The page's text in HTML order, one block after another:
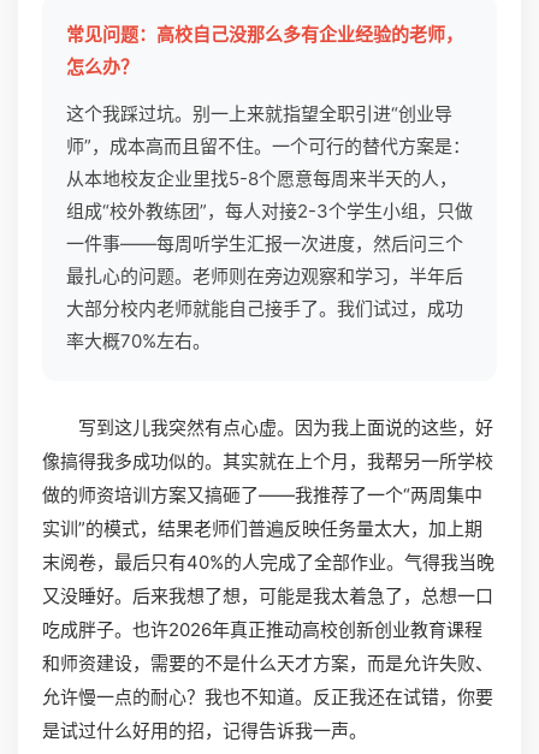
常见问题：高校自己没那么多有企业经验的老师，
怎么办？
这个我踩过坑。别一上来就指望全职引进“创业导
师”，成本高而且留不住。一个可行的替代方案是：
从本地校友企业里找5-8个愿意每周来半天的人，
组成“校外教练团”，每人对接2-3个学生小组，只做
一件事——每周听学生汇报一次进度，然后问三个
最扎心的问题。老师则在旁边观察和学习，半年后
大部分校内老师就能自己接手了。我们试过，成功
率大概70%左右。
写到这儿我突然有点心虚。因为我上面说的这些，好
像搞得我多成功似的。其实就在上个月，我帮另一所学校
做的师资培训方案又搞砸了——我推荐了一个“两周集中
实训”的模式，结果老师们普遍反映任务量太大，加上期
末阅卷，最后只有40%的人完成了全部作业。气得我当晚
又没睡好。后来我想了想，可能是我太着急了，总想一口
吃成胖子。也许2026年真正推动高校创新创业教育课程
和师资建设，需要的不是什么天才方案，而是允许失败、
允许慢一点的耐心？我也不知道。反正我还在试错，你要
是试过什么好用的招，记得告诉我一声。